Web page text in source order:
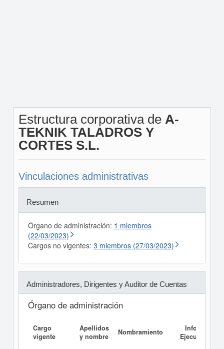
Estructura corporativa de A-
TEKNIK TALADROS Y
CORTES S.L.
Vinculaciones administrativas
Resumen
Órgano de administración: 1 miembros
(22/03/2023)
Cargos no vigentes: 3 miembros (27/03/2023)
Administradores, Dirigentes y Auditor de Cuentas
Órgano de administración
Cargo
vigente
Apellidos
y nombre
Nombramiento
Informe
Ejecutivo